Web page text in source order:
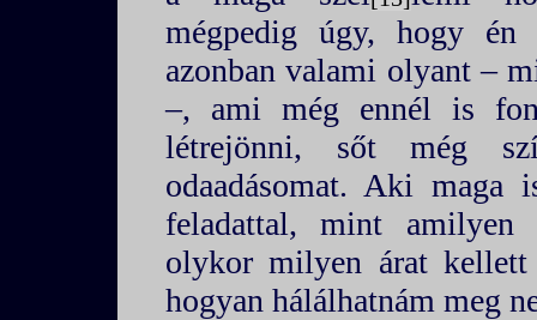
mégpedig úgy, hogy én
azonban valami olyant –
–, ami még ennél is
létrejönni, sőt még
odaadásomat. Aki maga
feladattal, mint
olykor milyen árat
hogyan hálálhatnám meg